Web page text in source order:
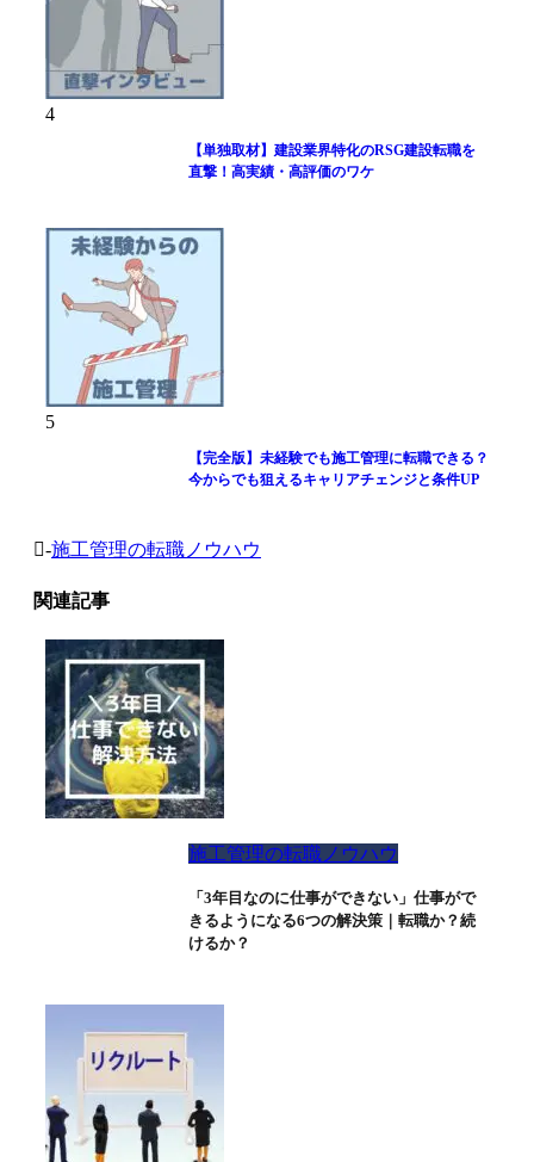
4
【単独取材】建設業界特化のRSG建設転職を
直撃！高実績・高評価のワケ
5
【完全版】未経験でも施工管理に転職できる？
今からでも狙えるキャリアチェンジと条件UP
-施工管理の転職ノウハウ
関連記事
施工管理の転職ノウハウ
「3年目なのに仕事ができない」仕事がで
きるようになる6つの解決策｜転職か？続
けるか？